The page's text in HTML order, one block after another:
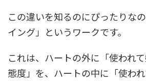
この違いを知るのにぴったりな
イング」というワークです。
これは、ハートの外に「使われて
態度」を、ハートの中に「使わ